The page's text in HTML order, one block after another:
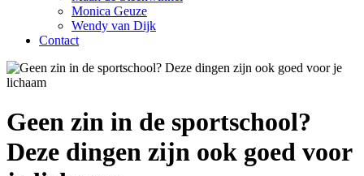
Monica Geuze
Wendy van Dijk
Contact
Geen zin in de sportschool?
Deze dingen zijn ook goed voor